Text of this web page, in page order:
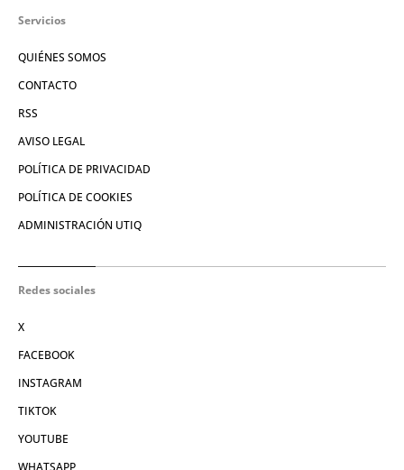
Servicios
QUIÉNES SOMOS
CONTACTO
RSS
AVISO LEGAL
POLÍTICA DE PRIVACIDAD
POLÍTICA DE COOKIES
ADMINISTRACIÓN UTIQ
Redes sociales
X
FACEBOOK
INSTAGRAM
TIKTOK
YOUTUBE
WHATSAPP